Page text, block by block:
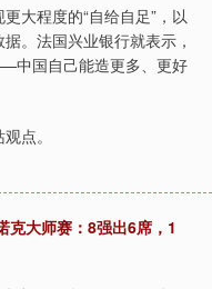
大程度的“自给自足”，以
。法国兴业银行就表示，
中国自己能造更多、更好
点。
克大师赛：8强出6席，1